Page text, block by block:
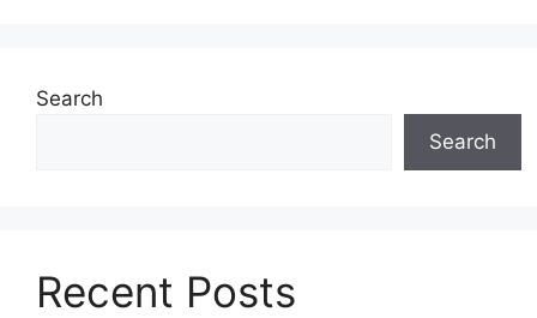
Search
Search
Recent Posts